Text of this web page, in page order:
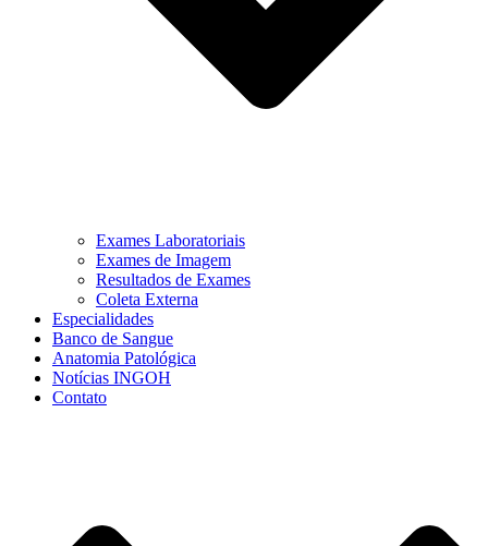
Exames Laboratoriais
Exames de Imagem
Resultados de Exames
Coleta Externa
Especialidades
Banco de Sangue
Anatomia Patológica
Notícias INGOH
Contato